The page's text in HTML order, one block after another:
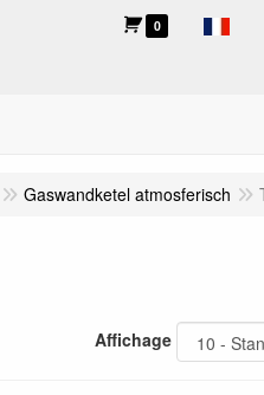
0
Gaswandketel atmosferisch
Affichage